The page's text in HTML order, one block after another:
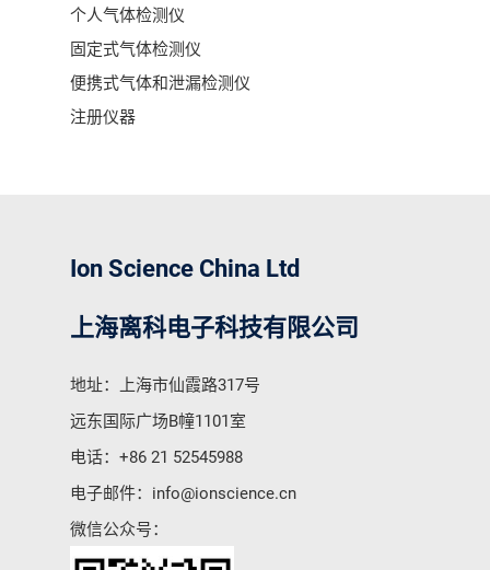
个人气体检测仪
固定式气体检测仪
便携式气体和泄漏检测仪
注册仪器
Ion Science China Ltd
上海离科电子科技有限公司
地址：上海市仙霞路317号
远东国际广场B幢1101室
电话： +86 21 52545988
电子邮件： info@ionscience.cn
微信公众号：